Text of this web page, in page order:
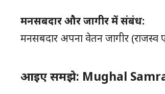
मनसबदार और जागीर में संबंध:
मनसबदार अपना वेतन जागीर
आइए समझे: Mughal